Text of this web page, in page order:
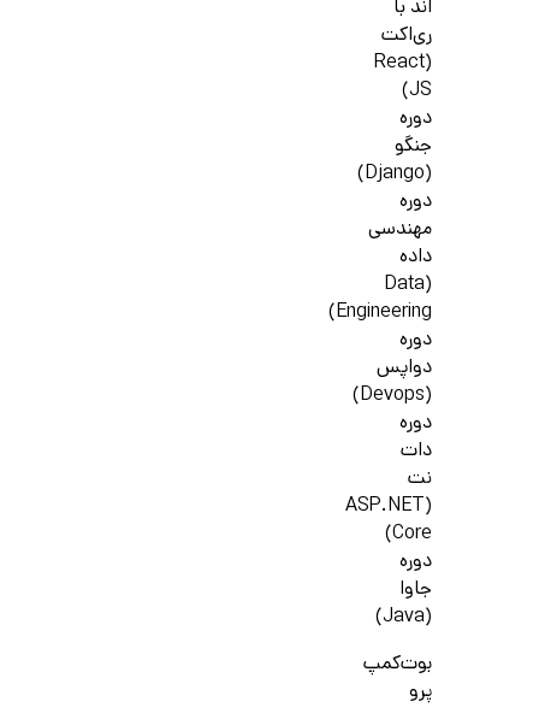
اند با
ری‌اکت
(React
JS)
دوره
جنگو
(Django)
دوره
مهندسی
داده
(Data
Engineering)
دوره
دواپس
(Devops)
دوره
دات
نت
(ASP.NET
Core)
دوره
جاوا
(Java)
بوت‌کمپ
پرو